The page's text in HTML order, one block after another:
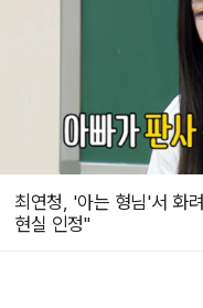
최연청, '아는 형님'서 화
현실 인정"